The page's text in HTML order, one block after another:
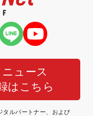
ュース
はこちら
タルパートナー、および